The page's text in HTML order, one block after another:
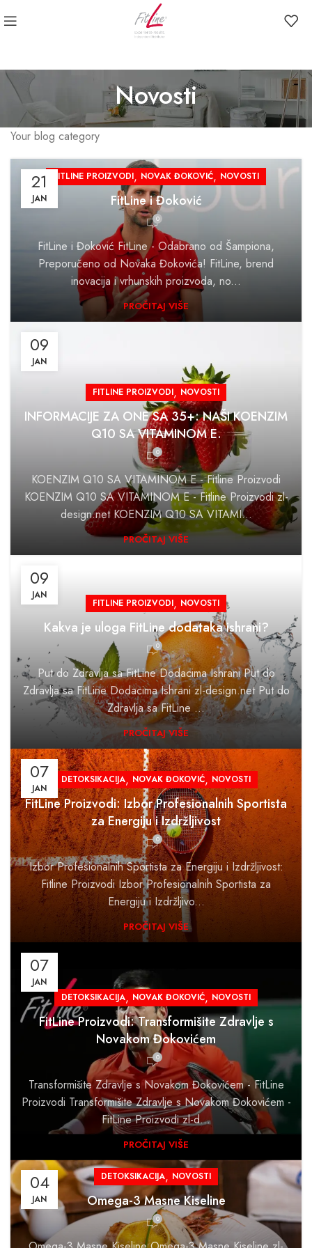
Novosti
Your blog category
21
JAN
FITLINE PROIZVODI, NOVAK ĐOKOVIĆ, NOVOSTI
FitLine i Đoković
0
FitLine i Đoković FitLine - Odabrano od Šampiona,
Preporučeno od Novaka Đokovića! FitLine, brend
inovacija i vrhunskih proizvoda, no...
PROČITAJ VIŠE
09
JAN
FITLINE PROIZVODI, NOVOSTI
INFORMACIJE ZA ONE SA 35+: NAŠI KOENZIM
Q10 SA VITAMINOM E.
0
KOENZIM Q10 SA VITAMINOM E - Fitline Proizvodi
KOENZIM Q10 SA VITAMINOM E - Fitline Proizvodi zl-
design.net KOENZIM Q10 SA VITAMI...
PROČITAJ VIŠE
09
JAN
FITLINE PROIZVODI, NOVOSTI
Kakva je uloga FitLine dodataka ishrani?
0
Put do Zdravlja sa FitLine Dodacima Ishrani Put do
Zdravlja sa FitLine Dodacima Ishrani zl-design.net Put do
Zdravlja sa FitLine ...
PROČITAJ VIŠE
07
JAN
DETOKSIKACIJA, NOVAK ĐOKOVIĆ, NOVOSTI
FitLine Proizvodi: Izbor Profesionalnih Sportista
za Energiju i Izdržljivost
0
Izbor Profesionalnih Sportista za Energiju i Izdržljivost:
Fitline Proizvodi Izbor Profesionalnih Sportista za
Energiju i Izdržljivo...
PROČITAJ VIŠE
07
JAN
DETOKSIKACIJA, NOVAK ĐOKOVIĆ, NOVOSTI
FitLine Proizvodi: Transformišite Zdravlje s
Novakom Đokovićem
0
Transformišite Zdravlje s Novakom Đokovićem - FitLine
Proizvodi Transformišite Zdravlje s Novakom Đokovićem -
FitLine Proizvodi zl-d...
PROČITAJ VIŠE
04
JAN
DETOKSIKACIJA, NOVOSTI
Omega-3 Masne Kiseline
0